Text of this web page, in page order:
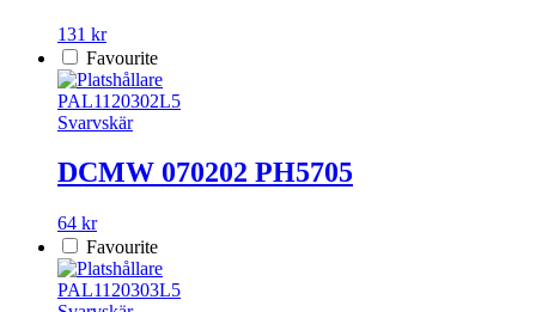
131 kr
Favourite
PAL1120302L5
Svarvskär
DCMW 070202 PH5705
64 kr
Favourite
PAL1120303L5